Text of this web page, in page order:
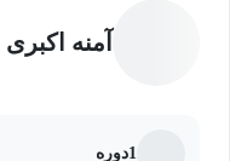
آمنه اکبری
1دوره